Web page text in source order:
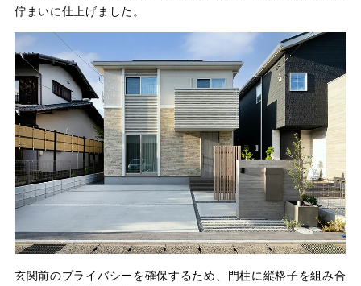
佇まいに仕上げました。
玄関前のプライバシーを確保するため、門柱に縦格子を組み合